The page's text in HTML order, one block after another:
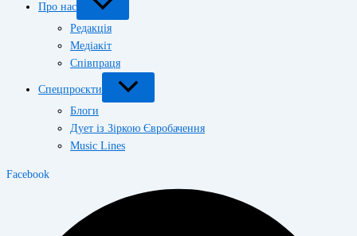
Про нас
Редакція
Медіакіт
Співпраця
Спецпроєкти
Блоги
Дует із Зіркою Євробачення
Music Lines
Facebook